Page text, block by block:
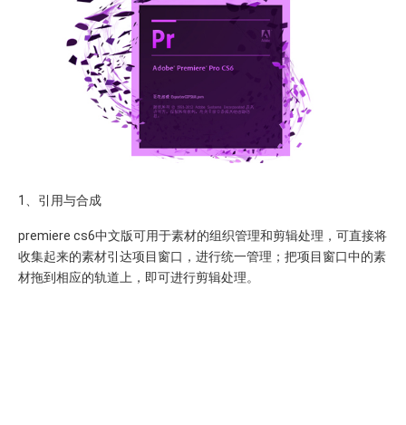
1、引用与合成
premiere cs6中文版可用于素材的组织管理和剪辑处理，可直接将
收集起来的素材引达项目窗口，进行统一管理；把项目窗口中的素
材拖到相应的轨道上，即可进行剪辑处理。